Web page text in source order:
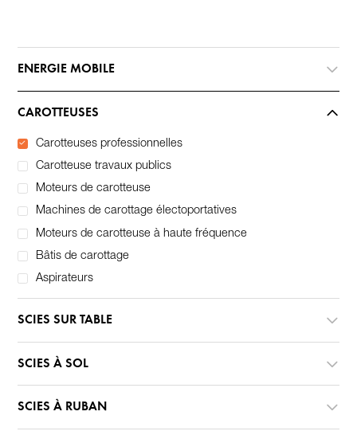
ENERGIE MOBILE
CAROTTEUSES
Carotteuses professionnelles
Carotteuse travaux publics
Moteurs de carotteuse
Machines de carottage électoportatives
Moteurs de carotteuse à haute fréquence
Bâtis de carottage
Aspirateurs
SCIES SUR TABLE
SCIES À SOL
SCIES À RUBAN